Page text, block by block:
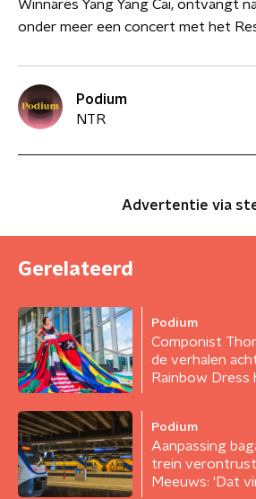
Winnares Yang Yang Cai, ontvangt
onder meer een concert met het
Podium
NTR
Advertentie via
Gerelateerd
Podium
Componist
de verhalen
Rainbow Dress
Podium
Aanpassing
trein
Meeuws: 'Dat